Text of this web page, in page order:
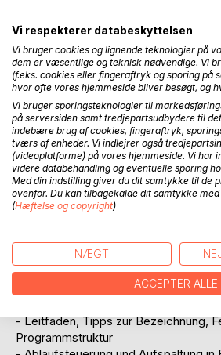
Das Buch kann für alle SPS-Typen
gemäß der offenen internatio-nalen
Programmiersprachen verwendet
In einer Siemens-SPS heißt die
Structured Control Language (SCL).
von der Programmierung in ST
Das Buch beschreibt systematisch
Programmierung, einschließ-lich
praktischen Beispielen, die auf der
des Autors in industriellen
INHALT
Programmierung
- Syntax, Datentypen und
Programmierung
- CTU, TOF, TON, FALL, STRUKTUR,
- Leitfaden, Tipps zur Bezeichnung,
Programmstruktur
Vi respekterer databeskyttelsen
Vi bruger cookies og lignende teknologier på
dem er væsentlige og teknisk nødvendige. Vi
(f.eks. cookies eller fingeraftryk og sporing på
hvor ofte vores hjemmeside bliver besøgt, og
Vi bruger sporingsteknologier til
på serversiden samt tredjepartsudbydere til
indebære brug af cookies, fingeraftryk,
tværs af enheder. Vi indlejrer også
(videoplatforme) på vores hjemmeside. Vi har
videre databehandling og eventuelle sporing
Med din indstilling giver du dit samtykke til de
ovenfor. Du kan tilbagekalde dit samtykke
(Hæftelse og copyright)
NÆGT
ACCEPTER ALLE